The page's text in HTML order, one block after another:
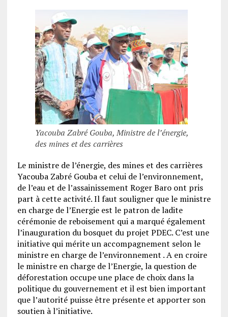
Yacouba Zabré Gouba, Ministre de l’énergie,
des mines et des carrières
Le ministre de l’énergie, des mines et des carrières
Yacouba Zabré Gouba et celui de l’environnement,
de l’eau et de l’assainissement Roger Baro ont pris
part à cette activité. Il faut souligner que le ministre
en charge de l’Energie est le patron de ladite
cérémonie de reboisement qui a marqué également
l’inauguration du bosquet du projet PDEC. C’est une
initiative qui mérite un accompagnement selon le
ministre en charge de l’environnement . A en croire
le ministre en charge de l’Energie, la question de
déforestation occupe une place de choix dans la
politique du gouvernement et il est bien important
que l’autorité puisse être présente et apporter son
soutien à l’initiative.